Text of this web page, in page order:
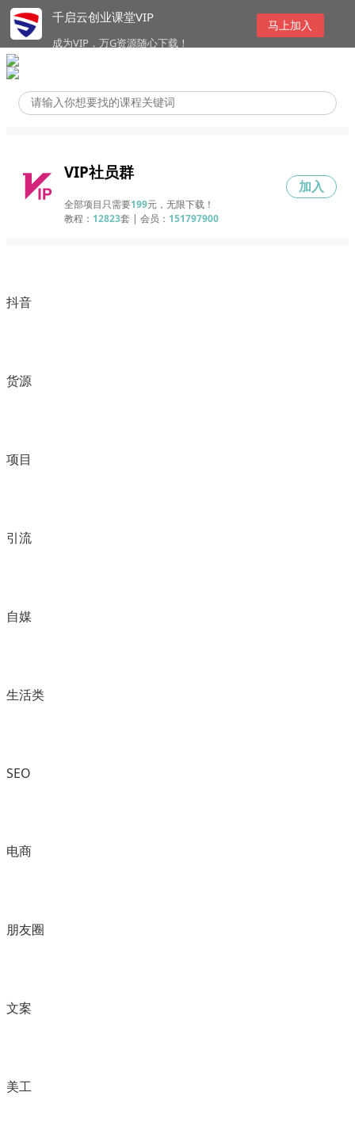
千启云创业课堂VIP
成为VIP，万G资源随心下载！
马上加入
VIP社员群
全部项目只需要199元，无限下载！
教程： 12823套 | 会员： 151797900
加入
抖音
货源
项目
引流
自媒
生活类
SEO
电商
朋友圈
文案
美工